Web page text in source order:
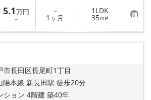
5.1万円
－
－
1 ヶ月
1LDK
35m² お
気
に
り
市長田区長尾町1丁目
陽本線 新長田駅 徒歩20分
ション 4階建 築40年